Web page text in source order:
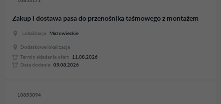
Zakup i dostawa pasa do przenośnika taśmowego z montażem
Lokalizacja Mazowieckie
Dodatkowe lokalizacje
Termin skladania ofert
11.08.2026
Data dodania
05.08.2026
10853094